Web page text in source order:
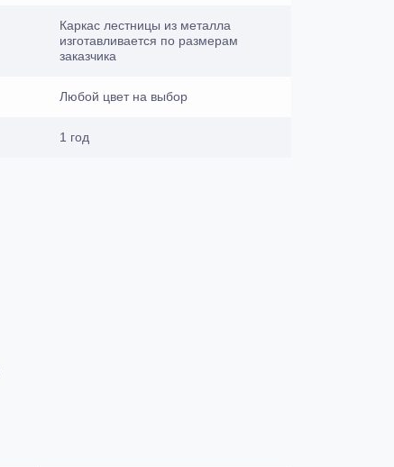
Каркас лестницы из металла
изготавливается по размерам
заказчика
Любой цвет на выбор
1 год